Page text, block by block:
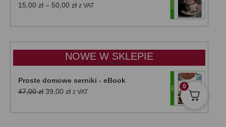
15,00 zł – 50,00 złZakres
od
do
50,00 zł
z VAT
NOWE W SKLEPIE
Proste domowe serniki - eBook
47,00zł Pierwotna
wynosiła:
39,00 złAktualna
wynosi:
z VAT
0